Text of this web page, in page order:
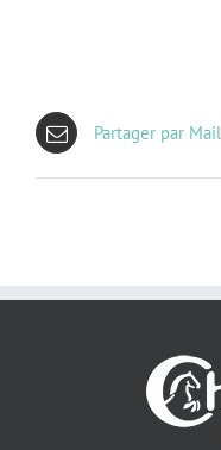
Partager par Mail